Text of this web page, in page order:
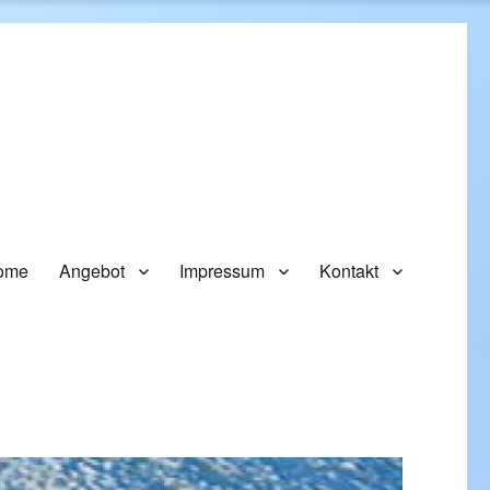
Angebot Impressum Kontakt